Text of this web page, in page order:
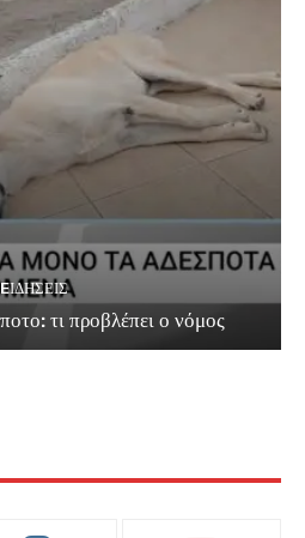
EΙΔΗΣΕΙΣ
τι προβλέπει ο νόμος